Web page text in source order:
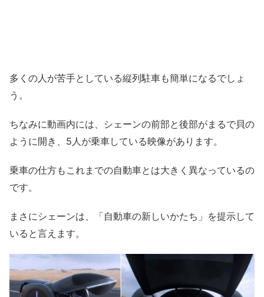
多くの人が苦手としている縦列駐車も簡単になるでしょ
う。
ちなみに動画内には、シェーンの前部と後部がまるで貝の
ように開き、5人が乗車している映像があります。
乗車の仕方もこれまでの自動車とは大きく異なっているの
です。
まさにシェーンは、「自動車の新しいかたち」を提示して
いると言えます。